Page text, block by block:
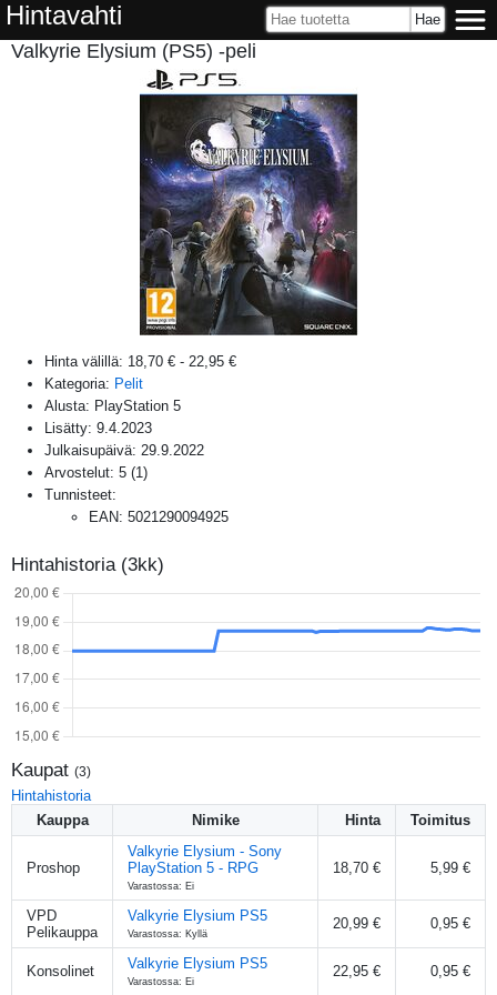
Hintavahti
Valkyrie Elysium (PS5) -peli
Hinta välillä: 18,70 € - 22,95 €
Kategoria: Pelit
Alusta: PlayStation 5
Lisätty: 9.4.2023
Julkaisupäivä: 29.9.2022
Arvostelut: 5 (1 )
Tunnisteet:
EAN: 5021290094925
Hintahistoria (3kk)
Kaupat (3)
Hintahistoria
Kauppa
Nimike Hinta Toimitus
Proshop
Valkyrie Elysium - Sony
PlayStation 5 - RPG
Varastossa: Ei
18,70 € 5,99 €
VPD
Pelikauppa
Valkyrie Elysium PS5
Varastossa: Kyllä
20,99 € 0,95 €
Konsolinet Valkyrie Elysium PS5
Varastossa: Ei
22,95 € 0,95 €